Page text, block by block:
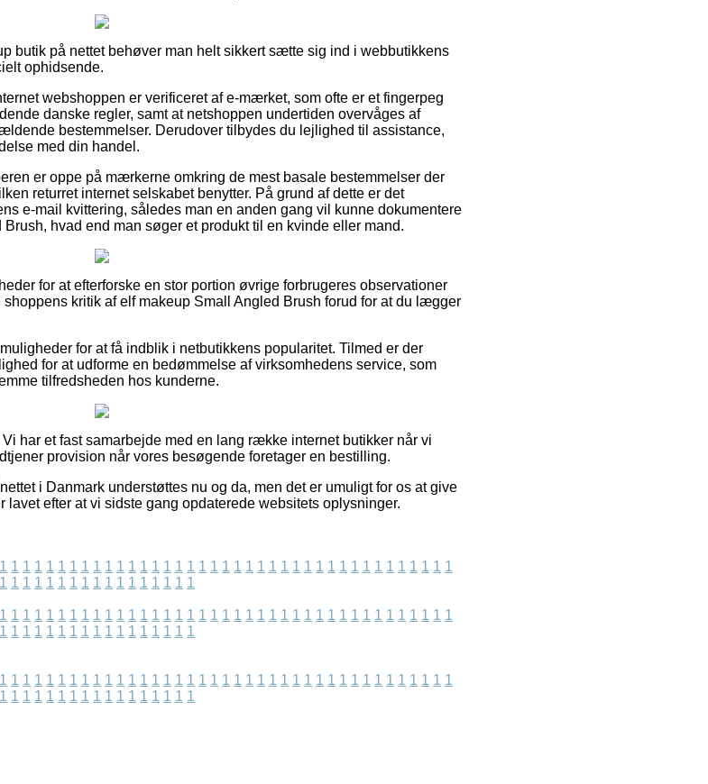
butik på nettet behøver man helt sikkert sætte sig ind i webbutikkens
ophidsende.
webshoppen er verificeret af e-mærket, som ofte er et fingerpeg
danske regler, samt at netshoppen undertiden overvåges af
bestemmelser. Derudover tilbydes du lejlighed til assistance,
med din handel.
er oppe på mærkerne omkring de mest basale bestemmelser der
returret internet selskabet benytter. På grund af dette er det
e-mail kvittering, således man en anden gang vil kunne dokumentere
hvad end man søger et produkt til en kvinde eller mand.
for at efterforske en stor portion øvrige forbrugeres observationer
kritik af elf makeup Small Angled Brush forud for at du lægger
for at få indblik i netbutikkens popularitet. Tilmed er der
for at udforme en bedømmelse af virksomhedens service, som
tilfredsheden hos kunderne.
har et fast samarbejde med en lang række internet butikker når vi
provision når vores besøgende foretager en bestilling.
i Danmark understøttes nu og da, men det er umuligt for os at give
efter at vi sidste gang opdaterede websitets oplysninger.
1 1 1 1 1 1 1 1 1 1 1 1 1 1 1 1 1 1 1 1 1 1 1 1 1 1 1 1 1 1 1 1 1 1 1 1 1 1 1
1 1 1 1 1 1 1 1 1 1 1 1 1 1 1 1 1
1 1 1 1 1 1 1 1 1 1 1 1 1 1 1 1 1 1 1 1 1 1 1 1 1 1 1 1 1 1 1 1 1 1 1 1 1 1 1
1 1 1 1 1 1 1 1 1 1 1 1 1 1 1 1 1
1 1 1 1 1 1 1 1 1 1 1 1 1 1 1 1 1 1 1 1 1 1 1 1 1 1 1 1 1 1 1 1 1 1 1 1 1 1 1
1 1 1 1 1 1 1 1 1 1 1 1 1 1 1 1 1